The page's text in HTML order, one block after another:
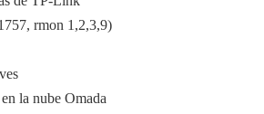
rmon 1,2,3,9)
en la nube Omada